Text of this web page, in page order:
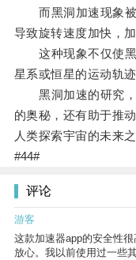
而黑洞加速现象被
导致旋转速度加快，
这种现象不仅使黑
星系或恒星的运动轨
黑洞加速的研究，
的奥秘，还有助于推
人类探索宇宙的未来
#44#
评论
游客
这款加速器app的安全性
放心。我以前使用过一些